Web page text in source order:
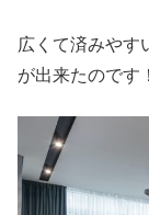
広くて済みやす
が出来たのです！